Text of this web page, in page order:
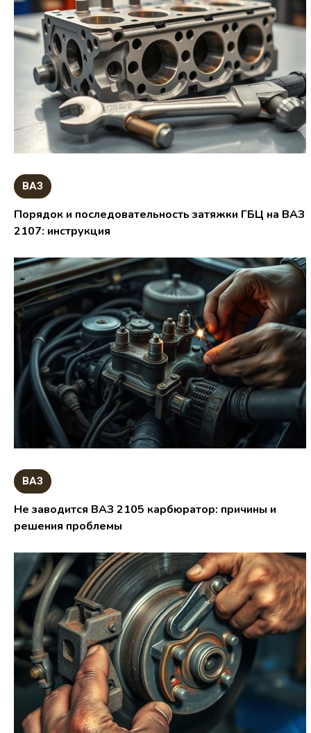
ВАЗ
Порядок и последовательность затяжки ГБЦ на ВАЗ
2107: инструкция
ВАЗ
Не заводится ВАЗ 2105 карбюратор: причины и
решения проблемы